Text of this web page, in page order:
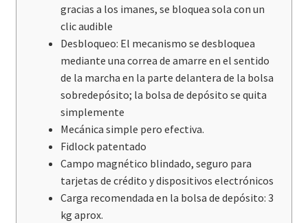
gracias a los imanes, se bloquea sola con un
clic audible
Desbloqueo: El mecanismo se desbloquea
mediante una correa de amarre en el sentido
de la marcha en la parte delantera de la bolsa
sobredepósito; la bolsa de depósito se quita
simplemente
Mecánica simple pero efectiva.
Fidlock patentado
Campo magnético blindado, seguro para
tarjetas de crédito y dispositivos electrónicos
Carga recomendada en la bolsa de depósito: 3
kg aprox.